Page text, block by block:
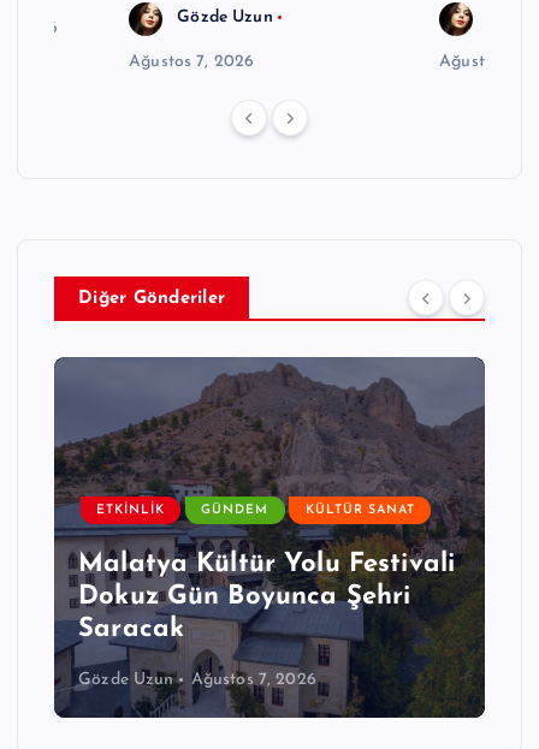
2026
Gözde Uzun
Ağustos 7, 2026 Ağustos 7,
Diğer Gönderiler
ETKINLIK GÜNDEM KÜLTÜR SANAT
Malatya Kültür Yolu Festivali
Dokuz Gün Boyunca Şehri
Saracak
Gözde Uzun Ağustos 7, 2026